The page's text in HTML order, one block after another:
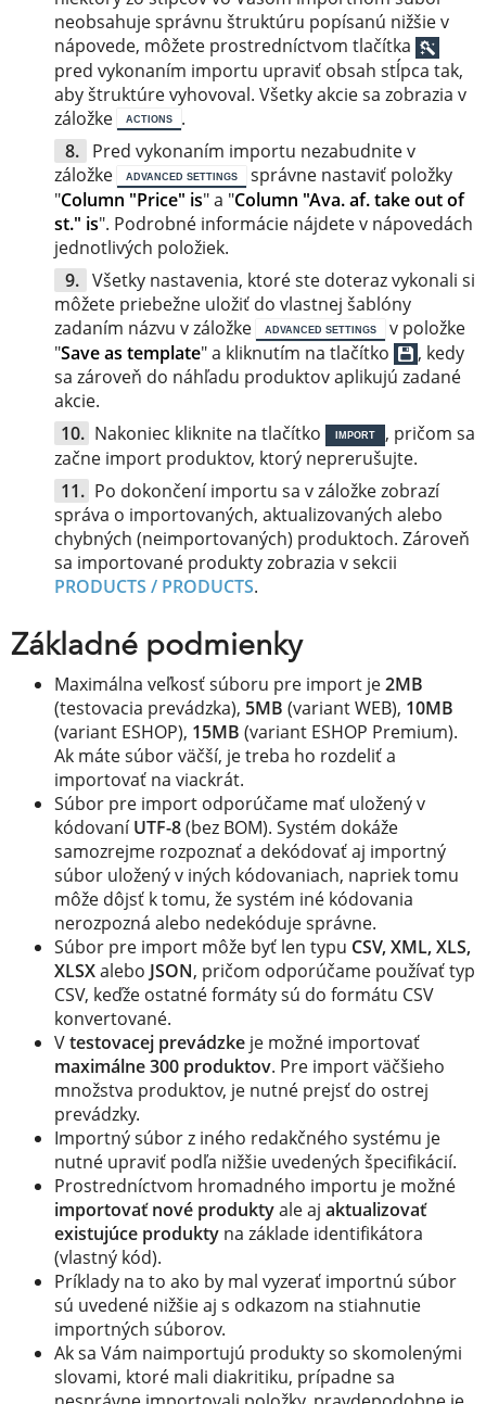
neobsahuje správnu štruktúru popísanú nižšie v
nápovede, môžete prostredníctvom tlačítka
pred vykonaním importu upraviť obsah stĺpca tak,
aby štruktúre vyhovoval. Všetky akcie sa zobrazia v
záložke
ACTIONS
.
Pred vykonaním importu nezabudnite v
záložke
ADVANCED SETTINGS
správne nastaviť položky
"Column "Price" is" a "Column "Ava. af. take out of
st." is". Podrobné informácie nájdete v nápovedách
jednotlivých položiek.
Všetky nastavenia, ktoré ste doteraz vykonali si
môžete priebežne uložiť do vlastnej šablóny
zadaním názvu v záložke
ADVANCED SETTINGS
v položke
"Save as template" a kliknutím na tlačítko
, kedy
sa zároveň do náhľadu produktov aplikujú zadané
akcie.
Nakoniec kliknite na tlačítko
IMPORT
, pričom sa
začne import produktov, ktorý neprerušujte.
Po dokončení importu sa v záložke zobrazí
správa o importovaných, aktualizovaných alebo
chybných (neimportovaných) produktoch. Zároveň
sa importované produkty zobrazia v sekcii
PRODUCTS / PRODUCTS.
Základné podmienky
Maximálna veľkosť súboru pre import je2MB
(testovacia prevádzka), 5MB (variant WEB), 10MB
(variant ESHOP), 15MB (variant ESHOP Premium).
Ak máte súbor väčší, je treba ho rozdeliť a
importovať na viackrát.
Súbor pre import odporúčame mať uložený v
kódovaníUTF-8(bez BOM). Systém dokáže
samozrejme rozpoznať a dekódovať aj importný
súbor uložený v iných kódovaniach, napriek tomu
môže dôjsť k tomu, že systém iné kódovania
nerozpozná alebo nedekóduje správne.
Súbor pre import môže byť len typu CSV, XML, XLS,
XLSXalebo JSON, pričom odporúčame používať typ
CSV, keďže ostatné formáty sú do formátu CSV
konvertované.
Vtestovacej prevádzke je možné importovať
maximálne 300 produktov. Pre import väčšieho
množstva produktov, je nutné prejsť do ostrej
prevádzky.
Importný súbor z iného redakčného systému je
nutné upraviť podľa nižšie uvedených špecifikácií.
Prostredníctvom hromadného importu je možné
importovať nové produktyale aj aktualizovať
existujúce produkty na základe identifikátora
(vlastný kód).
Príklady na to ako by mal vyzerať importnú súbor
sú uvedené nižšie aj s odkazom na stiahnutie
importných súborov.
Ak sa Vám naimportujú produkty so skomolenými
slovami, ktoré mali diakritiku, prípadne sa